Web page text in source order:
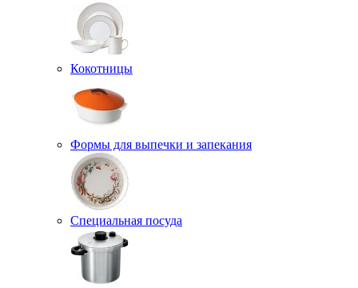
Кокотницы
Формы для выпечки и запекания
Специальная посуда